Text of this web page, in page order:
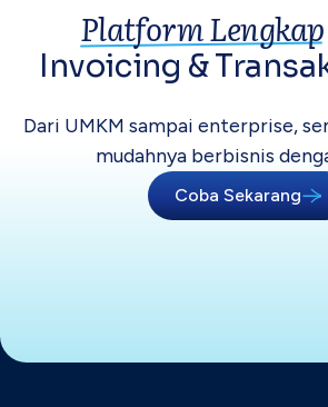
Platform Lengkap
Invoicing &
Dari UMKM sampai enterprise,
mudahnya berbisnis
Coba Sekarang